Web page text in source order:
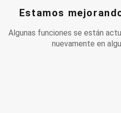
Estamos
Algunas funciones se están
nuevamente en